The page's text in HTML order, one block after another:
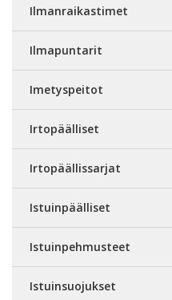
Ilmanraikastimet
Ilmapuntarit
Imetyspeitot
Irtopäälliset
Irtopäällissarjat
Istuinpäälliset
Istuinpehmusteet
Istuinsuojukset